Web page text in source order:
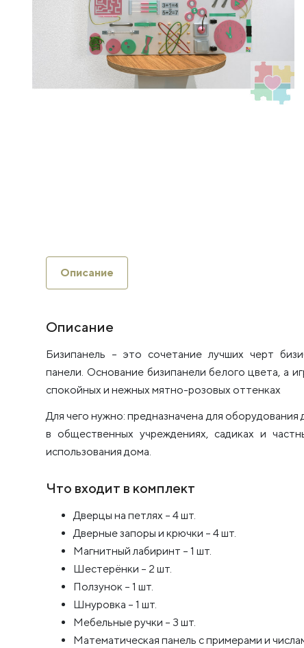
Описание
Описание
Бизипанель – это сочетание лучших черт
панели. Основание бизипанели белого цвета, а
спокойных и нежных мятно-розовых оттенках
Для чего нужно: предназначена для оборудования
в общественных учреждениях, садиках и
использования дома.
Что входит в комплект
Дверцы на петлях – 4 шт.
Дверные запоры и крючки – 4 шт.
Магнитный лабиринт – 1 шт.
Шестерёнки – 2 шт.
Ползунок – 1 шт.
Шнуровка – 1 шт.
Мебельные ручки – 3 шт.
Математическая панель с примерами и